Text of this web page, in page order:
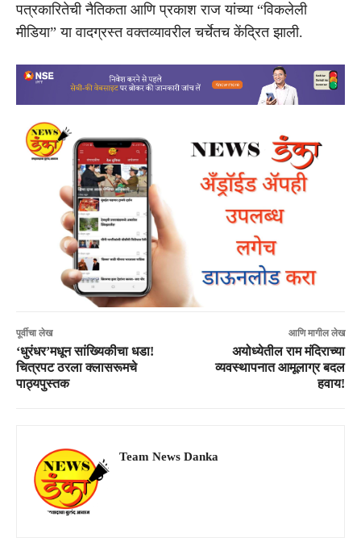
पत्रकारितेची नैतिकता आणि प्रकाश राज यांच्या “विकलेली
मीडिया” या वादग्रस्त वक्तव्यावरील चर्चेतच केंद्रित झाली.
पूर्वीचा लेख
‘धुरंधर’मधून सांख्यिकीचा धडा!
चित्रपट ठरला क्लासरूमचे
पाठ्यपुस्तक
आणि मागील लेख
अयोध्येतील राम मंदिराच्या
व्यवस्थापनात आमूलाग्र बदल
हवाय!
Team News Danka